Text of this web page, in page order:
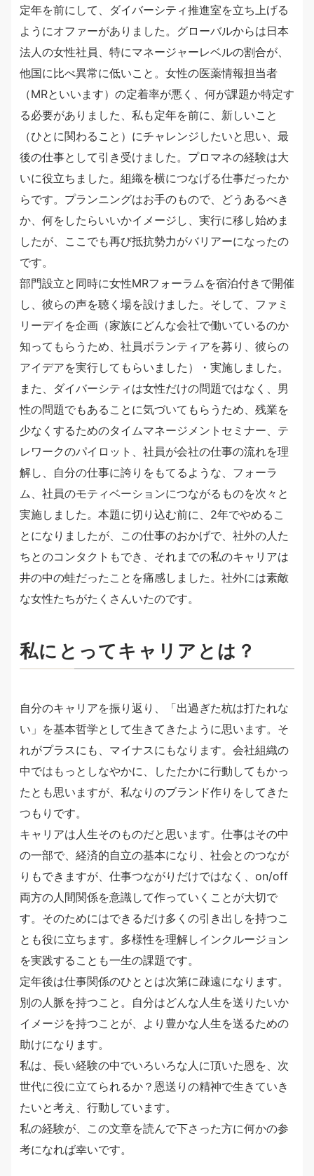
定年を前にして、ダイバーシティ推進室を立ち上げる
ようにオファーがありました。グローバルからは日本
法人の女性社員、特にマネージャーレベルの割合が、
他国に比べ異常に低いこと。女性の医薬情報担当者
（MRといいます）の定着率が悪く、何が課題か特定す
る必要がありました、私も定年を前に、新しいこと
（ひとに関わること）にチャレンジしたいと思い、最
後の仕事として引き受けました。プロマネの経験は大
いに役立ちました。組織を横につなげる仕事だったか
らです。プランニングはお手のもので、どうあるべき
か、何をしたらいいかイメージし、実行に移し始めま
したが、ここでも再び抵抗勢力がバリアーになったの
です。
部門設立と同時に女性MRフォーラムを宿泊付きで開催
し、彼らの声を聴く場を設けました。そして、ファミ
リーデイを企画（家族にどんな会社で働いているのか
知ってもらうため、社員ボランティアを募り、彼らの
アイデアを実行してもらいました）・実施しました。
また、ダイバーシティは女性だけの問題ではなく、男
性の問題でもあることに気づいてもらうため、残業を
少なくするためのタイムマネージメントセミナー、テ
レワークのパイロット、社員が会社の仕事の流れを理
解し、自分の仕事に誇りをもてるような、フォーラ
ム、社員のモティベーションにつながるものを次々と
実施しました。本題に切り込む前に、2年でやめるこ
とになりましたが、この仕事のおかげで、社外の人た
ちとのコンタクトもでき、それまでの私のキャリアは
井の中の蛙だったことを痛感しました。社外には素敵
な女性たちがたくさんいたのです。
私にとってキャリアとは？
自分のキャリアを振り返り、「出過ぎた杭は打たれな
い」を基本哲学として生きてきたように思います。そ
れがプラスにも、マイナスにもなります。会社組織の
中ではもっとしなやかに、したたかに行動してもかっ
たとも思いますが、私なりのブランド作りをしてきた
つもりです。
キャリアは人生そのものだと思います。仕事はその中
の一部で、経済的自立の基本になり、社会とのつなが
りもできますが、仕事つながりだけではなく、on/off
両方の人間関係を意識して作っていくことが大切で
す。そのためにはできるだけ多くの引き出しを持つこ
とも役に立ちます。多様性を理解しインクルージョン
を実践することも一生の課題です。
定年後は仕事関係のひととは次第に疎遠になります。
別の人脈を持つこと。自分はどんな人生を送りたいか
イメージを持つことが、より豊かな人生を送るための
助けになります。
私は、長い経験の中でいろいろな人に頂いた恩を、次
世代に役に立てられるか？恩送りの精神で生きていき
たいと考え、行動しています。
私の経験が、この文章を読んで下さった方に何かの参
考になれば幸いです。